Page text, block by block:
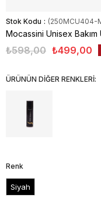
Stok Kodu (250MCU404-
Mocassini Unisex Bakım
₺598,00 ₺499,00
ÜRÜNÜN DİĞER RENKLERİ:
Renk
Siyah